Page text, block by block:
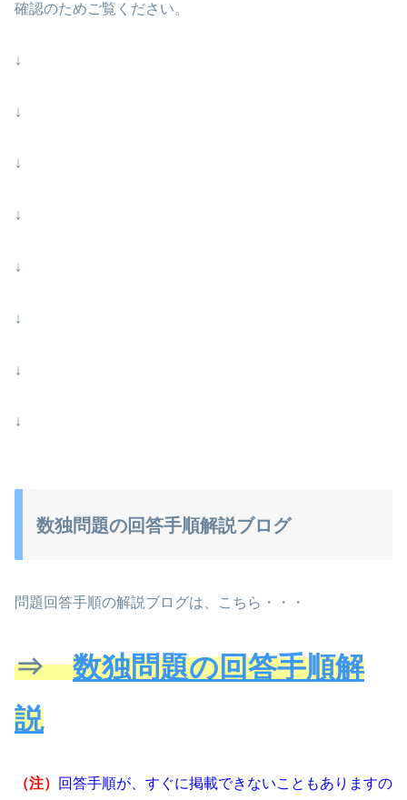
確認のためご覧ください。
↓
↓
↓
↓
↓
↓
↓
↓
数独問題の回答手順解説ブログ
問題回答手順の解説ブログは、こちら・・・
⇒数独問題の回答手順解
説
（注）
回答手順が、すぐに掲載できないこともありますの